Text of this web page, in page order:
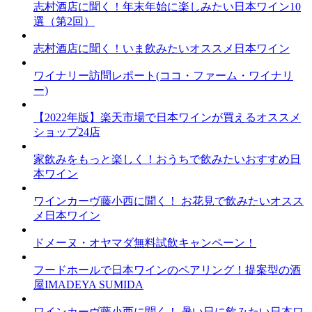
志村酒店に聞く！年末年始に楽しみたい日本ワイン10
選（第2回）
志村酒店に聞く！いま飲みたいオススメ日本ワイン
ワイナリー訪問レポート(ココ・ファーム・ワイナリ
ー)
【2022年版】楽天市場で日本ワインが買えるオススメ
ショップ24店
家飲みをもっと楽しく！おうちで飲みたいおすすめ日
本ワイン
ワインカーヴ藤小西に聞く！ お花見で飲みたいオスス
メ日本ワイン
ドメーヌ・オヤマダ無料試飲キャンペーン！
フードホールで日本ワインのペアリング！提案型の酒
屋IMADEYA SUMIDA